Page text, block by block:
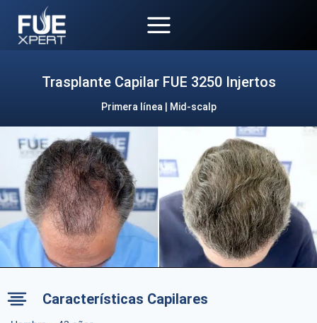
contenido
Trasplante Capilar FUE 3250 Injertos
Primera línea | Mid-scalp
Características Capilares